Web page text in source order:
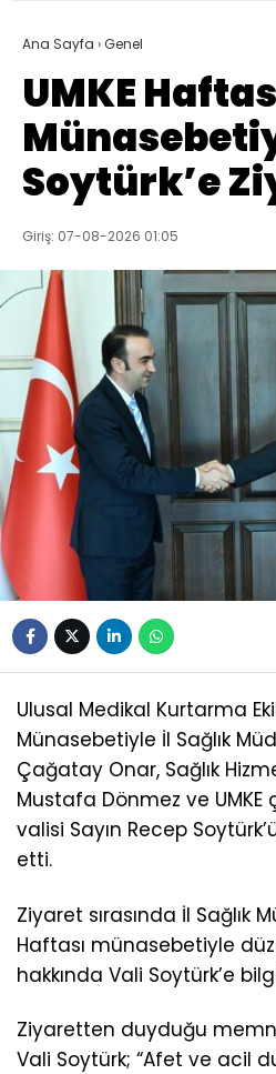
Ana Sayfa ›Genel
UMKE
Soytürk’e
Giriş: 07-08-2026 01:05
Ulusal Medikal Kurtarma
Münasebetiyle İl Sağlık
Çağatay Onar, Sağlık
Mustafa Dönmez ve UMKE
valisi Sayın Recep
etti.
Ziyaret sırasında İl Sağlık
Haftası münasebetiyle
hakkında Vali Soytürk’e
Ziyaretten duyduğu
Vali Soytürk; “Afet ve acil